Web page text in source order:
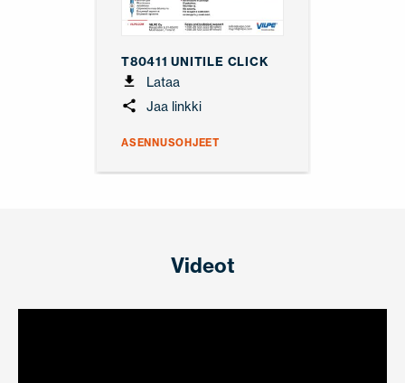
T80411 UNITILE CLICK
Lataa
Jaa linkki
ASENNUSOHJEET
Videot